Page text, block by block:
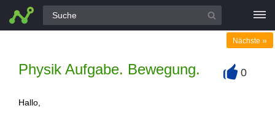
Alle Fragen
Physik Aufgabe. Bewegung.
Nächste »
0
Hallo,